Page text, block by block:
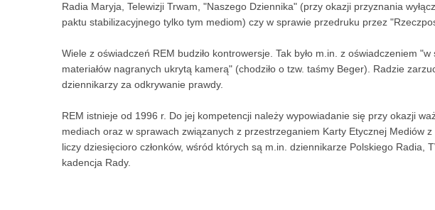
Radia Maryja, Telewizji Trwam, "Naszego Dziennika" (przy okazji przyznania
paktu stabilizacyjnego tylko tym mediom) czy w sprawie przedruku przez
Wiele z oświadczeń REM budziło kontrowersje. Tak było m.in. z oświadczeniem
materiałów nagranych ukrytą kamerą" (chodziło o tzw. taśmy Beger). Radzie
dziennikarzy za odkrywanie prawdy.
REM istnieje od 1996 r. Do jej kompetencji należy wypowiadanie się przy okazji
mediach oraz w sprawach związanych z przestrzeganiem Karty Etycznej Mediów
liczy dziesięcioro członków, wśród których są m.in. dziennikarze Polskiego Radia,
kadencja Rady.